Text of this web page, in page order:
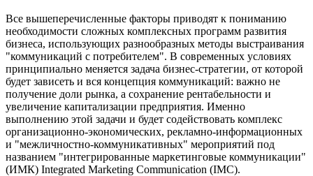
Все вышеперечисленные факторы приводят к пониманию
необходимости сложных комплексных программ развития
бизнеса, использующих разнообразных методы выстраивания
"коммуникаций с потребителем". В современных условиях
принципиально меняется задача бизнес-стратегии, от которой
будет зависеть и вся концепция коммуникаций: важно не
получение доли рынка, а сохранение рентабельности и
увеличение капитализации предприятия. Именно
выполнению этой задачи и будет содействовать комплекс
организационно-экономических, рекламно-информационных
и "межличностно-коммуникативных" мероприятий под
названием "интегрированные маркетинговые коммуникации"
(ИМК) Integrated Marketing Communication (IMC).